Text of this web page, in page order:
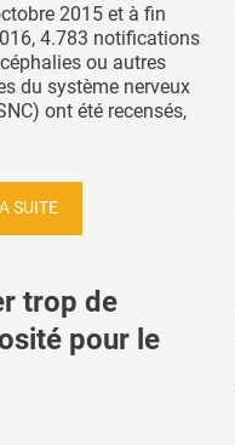
2015 et à fin
4.783 notifications
ou autres
du système nerveux
ont été recensés,
SUITE
trop de
pour le